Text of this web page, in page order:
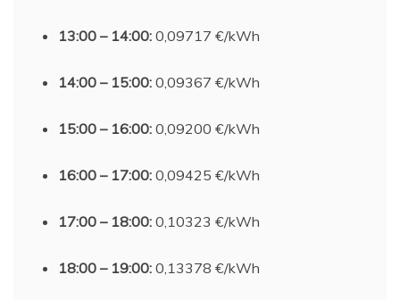
13:00 – 14:00: 0,09717 €/kWh
14:00 – 15:00: 0,09367 €/kWh
15:00 – 16:00: 0,09200 €/kWh
16:00 – 17:00: 0,09425 €/kWh
17:00 – 18:00: 0,10323 €/kWh
18:00 – 19:00: 0,13378 €/kWh